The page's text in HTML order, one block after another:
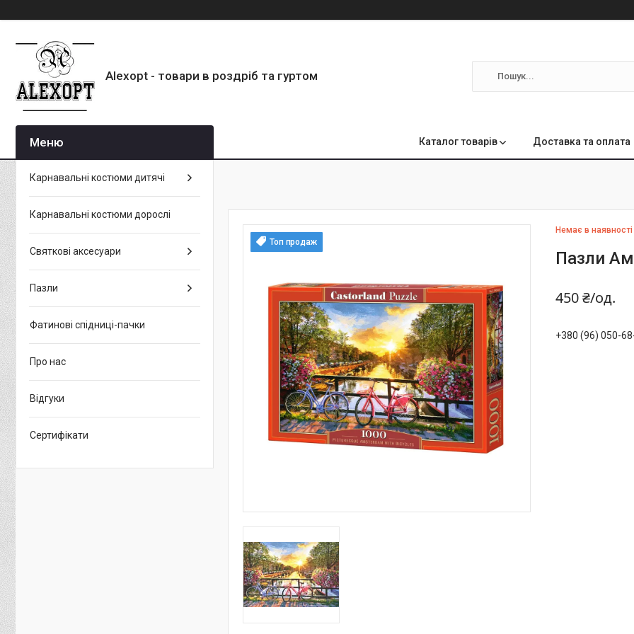
Alexopt - товари в роздріб та гуртом
Каталог товарів Доставка та оплата
Топ продаж
Немає в наявності
Пазли
450 ₴/од.
+380 (96) 050-
Карнавальні костюми дитячі
Карнавальні костюми дорослі
Святкові аксесуари
Пазли
Фатинові спідниці-пачки
Про нас
Відгуки
Сертифікати